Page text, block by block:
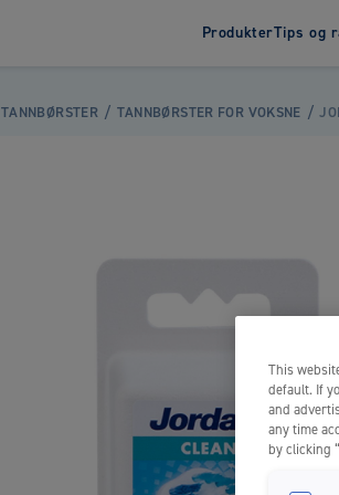
Produkter
Tannbørster
Tips og
TANNBØRSTER TANNBØRSTER FOR VOKSNE
This
default. If
and
any time
by clicking